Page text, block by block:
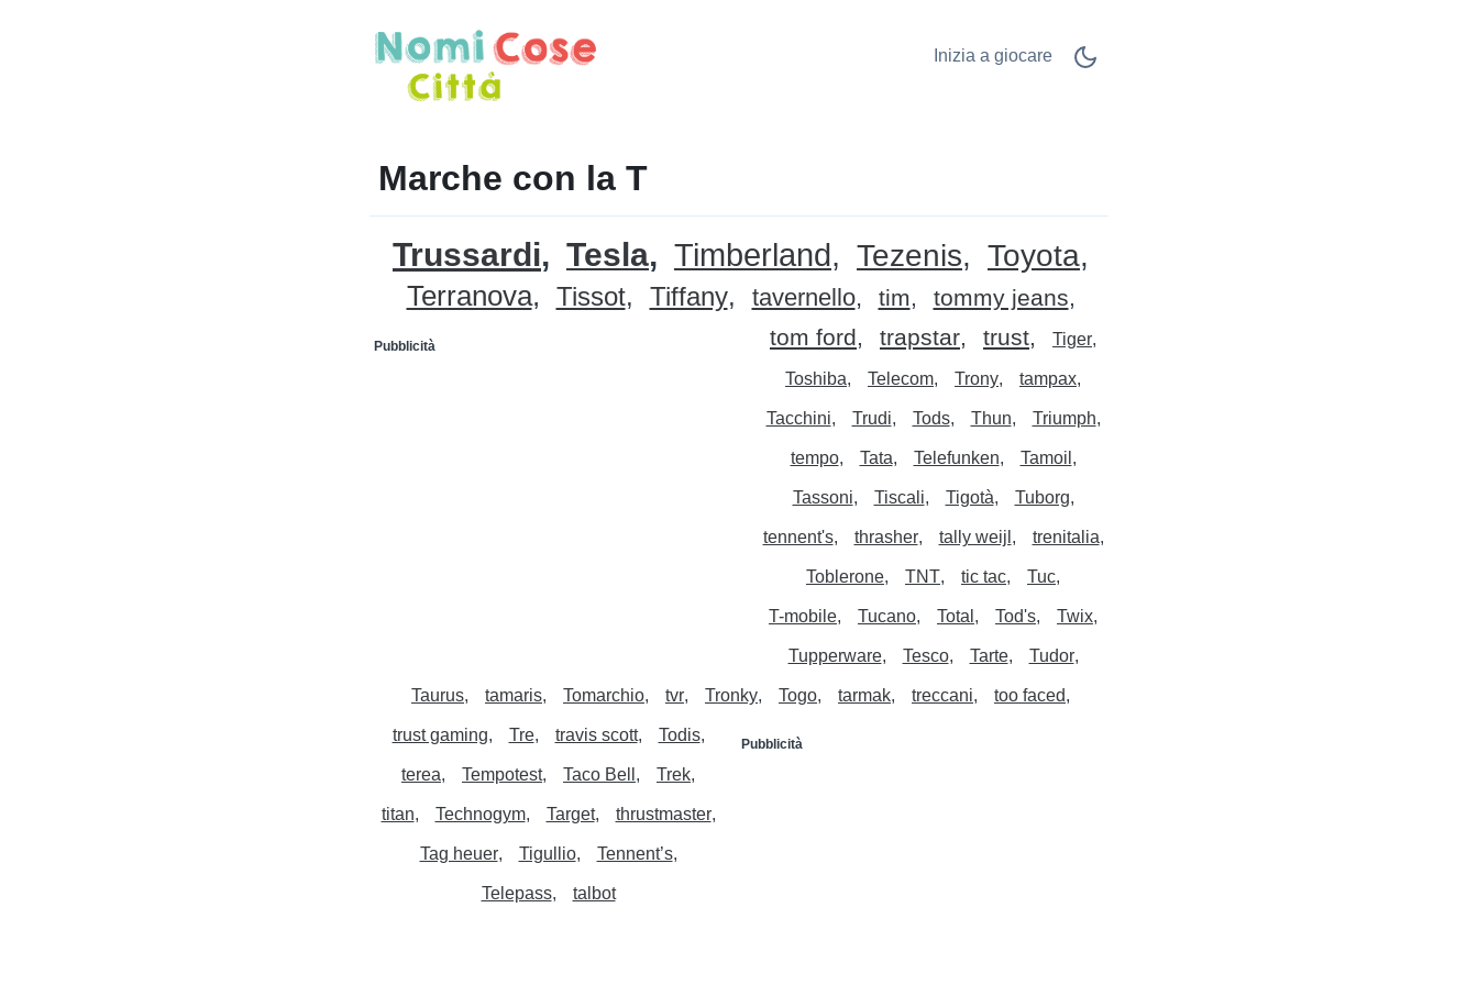
Inizia a giocare
Marche con la T
Trussardi Tesla Timberland Tezenis Toyota
Terranova Tissot Tiffany tavernello tim
tommy jeans
tom ford
trapstar trust Tiger
Pubblicità
Toshiba Telecom Trony tampax
Tacchini Trudi Tods Thun Triumph
tempo Tata Telefunken Tamoil
Tassoni Tiscali Tigotà Tuborg
tennent's thrasher tally weijl trenitalia
Toblerone TNT tic tac Tuc
T-mobile Tucano Total Tod's Twix
Tupperware Tesco Tarte Tudor
Taurus tamaris Tomarchio tvr Tronky Togo tarmak treccani too faced
trust gaming Tre Pubblicità
travis scott Todis
terea Tempotest Taco Bell Trek
titan Technogym Target thrustmaster
Tag heuer Tigullio Tennent’s
Telepass talbot